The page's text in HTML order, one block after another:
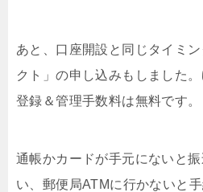
あと、口座開設と同じタイミ
クト」の申し込みもしました
登録＆管理手数料は無料です。
通帳かカードが手元にないと
い、郵便局ATMに行かないと